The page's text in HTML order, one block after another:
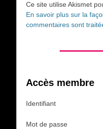
Ce site utilise Akismet
En savoir plus sur la
commentaires sont
Accès membre
Identifiant
Mot de passe